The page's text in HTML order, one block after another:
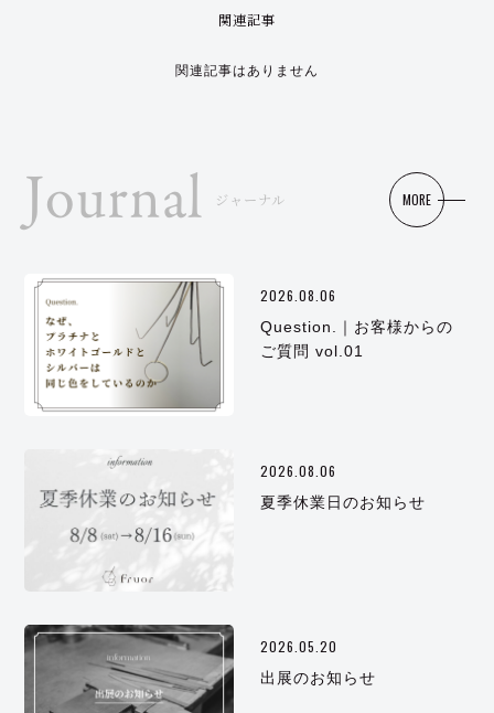
関連記事
関連記事はありません
Journal ジャーナル
2026.08.06
Question.｜お客様からの
ご質問 vol.01
2026.08.06
夏季休業日のお知らせ
2026.05.20
出展のお知らせ
MORE